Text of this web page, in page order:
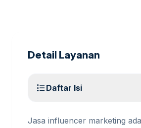
Detail Layanan
format_list_bulleted Daftar Isi
Jasa influencer marketing